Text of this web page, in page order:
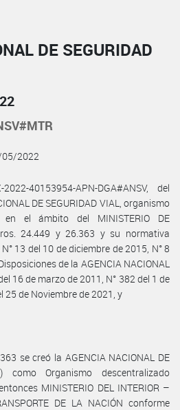
DE SEGURIDAD
05/2022
40153954-APN-DGA#ANSV, del
DE SEGURIDAD VIAL, organismo
en el ámbito del MINISTERIO DE
24.449 y 26.363 y su normativa
13 del 10 de diciembre de 2015, N° 8
de la AGENCIA NACIONAL
16 de marzo de 2011, N° 382 del 1 de
25 de Noviembre de 2021, y
se creó la AGENCIA NACIONAL DE
como Organismo descentralizado
MINISTERIO DEL INTERIOR –
DE LA NACIÓN conforme